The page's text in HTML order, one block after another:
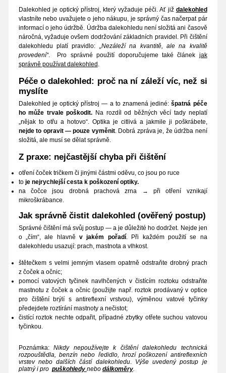
Dalekohled je optický přístroj, který vyžaduje péči. Ať již dalekohled
vlastníte nebo uvažujete o jeho nákupu, je správný čas načerpat pár
informací o jeho údržbě. Údržba dalekohledu není složitá ani časově
náročná, vyžaduje ovšem dodržování základních pravidel. Při čištění
dalekohledu platí pravidlo: „Nezáleží na kvantitě, ale na kvalitě
provedení“. Pro správné použití doporučujeme také článek jak
správně používat dalekohled .
Péče o dalekohled: proč na ní záleží víc, než si
myslíte
Dalekohled je optický přístroj — a to znamená jediné:špatná péče
ho může trvale poškodit. Na rozdíl od běžných věcí tady neplatí
„nějak to otřu a hotovo“. Optika je citlivá a jakmile ji poškrábete,
nejde to opravit — pouze vyměnit. Dobrá zpráva je, že údržba není
složitá, ale musí se dělat správně.
Z praxe: nejčastější chyba při čištění
otření čoček tričkem či jinými částmi oděvu, co jsou po ruce
toje nejrychlejší cesta k poškození optiky.
na čočce jsou drobná prachová zrna → při otření vznikají
mikroškrábance.
Jak správně čistit dalekohled (ověřený postup)
Správné čištění má svůj postup — a je důležité ho dodržet. Nejde jen
o „čím“, ale hlavněv jakém pořadí. Při každém použití se na
dalekohledu usazují: prach, mastnota a vlhkost.
štětečkem s velmi jemným vlasem opatrně odstraňte drobný prach
z čoček a očnic;
pomocí vatových tyčinek navlhčených v čistícím roztoku odstraňte
mastnotu z čoček a očnic (použijte např. roztok prodávaný v optice
pro čištění brýlí s antireflexní vrstvou), výměnou vatové tyčinky
předejdete roztírání mastnoty a nečistot;
čistící roztok nechte odpařit, případné zbytky otřete suchou vatovou
tyčinkou.
Poznámka:Nikdy nepoužívejte k čištění dalekohledu technická
rozpouštědla, benzín nebo ředidlo, hrozí poškození antireflexních
vrstev nebo dalších částí dalekohledu. Výše uvedený postup je
platný i pro puškohledy nebo dálkoměry.